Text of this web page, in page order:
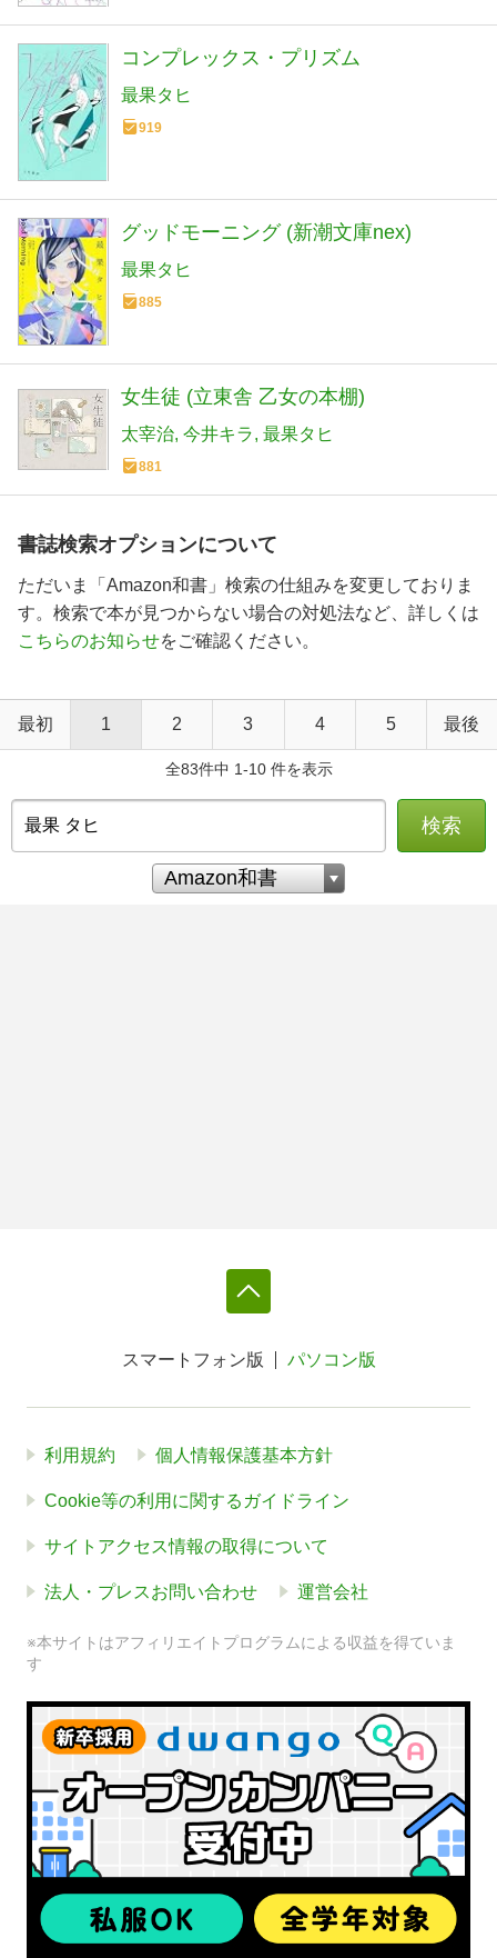
コンプレックス・プリズム
最果タヒ
919
グッドモーニング (新潮文庫nex)
最果タヒ
885
女生徒 (立東舎 乙女の本棚)
太宰治 今井キラ 最果タヒ
881
書誌検索オプションについて
ただいま「Amazon和書」検索の仕組みを変更しておりま
す。検索で本が見つからない場合の対処法など、詳しくは
こちらのお知らせをご確認ください。
最初 1 2 3 4 5 最後
全83件中 1-10 件を表示
検索
スマートフォン版 パソコン版
利用規約 個人情報保護基本方針
Cookie等の利用に関するガイドライン
サイトアクセス情報の取得について
法人・プレスお問い合わせ 運営会社
※本サイトはアフィリエイトプログラムによる収益を得ていま
す